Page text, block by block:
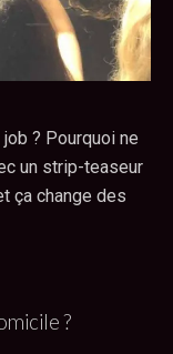
? Pourquoi ne
un strip-teaseur
ça change des
?